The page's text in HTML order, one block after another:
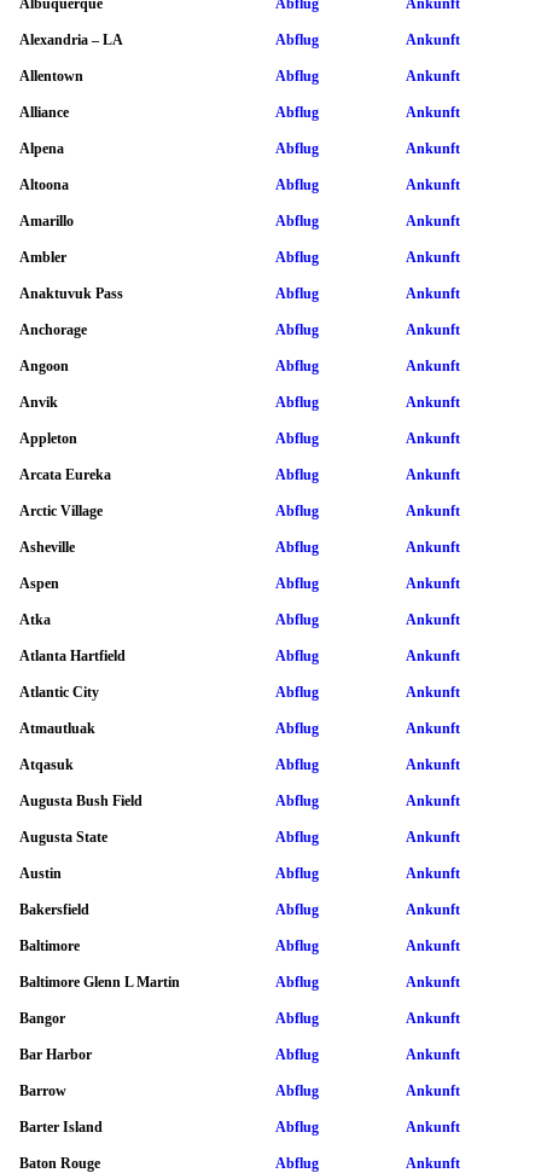
Alexandria – LA Abflug Ankunft
Allentown Abflug Ankunft
Alliance Abflug Ankunft
Alpena Abflug Ankunft
Altoona Abflug Ankunft
Amarillo Abflug Ankunft
Ambler Abflug Ankunft
Anaktuvuk Pass Abflug Ankunft
Anchorage Abflug Ankunft
Angoon Abflug Ankunft
Anvik Abflug Ankunft
Appleton Abflug Ankunft
Arcata Eureka Abflug Ankunft
Arctic Village Abflug Ankunft
Asheville Abflug Ankunft
Aspen Abflug Ankunft
Atka Abflug Ankunft
Atlanta Hartfield Abflug Ankunft
Atlantic City Abflug Ankunft
Atmautluak Abflug Ankunft
Atqasuk Abflug Ankunft
Augusta Bush Field Abflug Ankunft
Augusta State Abflug Ankunft
Austin Abflug Ankunft
Bakersfield Abflug Ankunft
Baltimore Abflug Ankunft
Baltimore Glenn L Martin Abflug Ankunft
Bangor Abflug Ankunft
Bar Harbor Abflug Ankunft
Barrow Abflug Ankunft
Barter Island Abflug Ankunft
Baton Rouge Abflug Ankunft